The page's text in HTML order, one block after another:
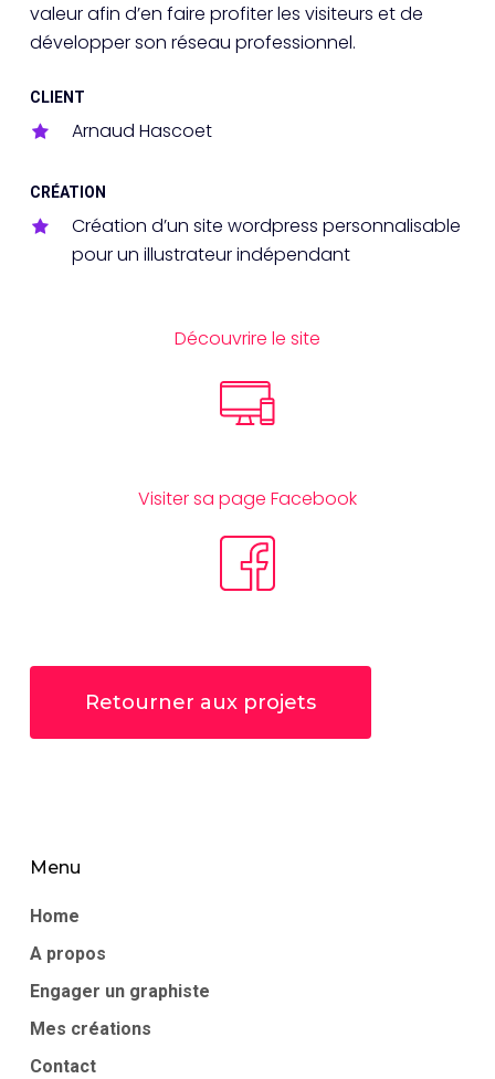
valeur afin d’en faire profiter les visiteurs et de
développer son réseau professionnel.
CLIENT
Arnaud Hascoet
CRÉATION
Création d’un site wordpress personnalisable
pour un illustrateur indépendant
Découvrire le site
Visiter sa page Facebook
Retourner aux projets
Menu
Home
A propos
Engager un graphiste
Mes créations
Contact